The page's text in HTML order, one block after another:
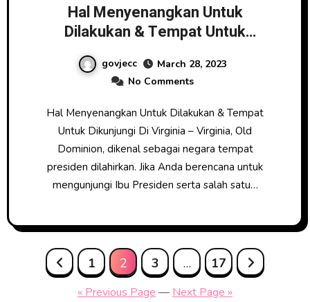
Hal Menyenangkan Untuk
Dilakukan & Tempat Untuk
Dikunjungi Di Virginia
govjecc
March 28, 2023
No Comments
Hal Menyenangkan Untuk Dilakukan & Tempat
Untuk Dikunjungi Di Virginia – Virginia, Old
Dominion, dikenal sebagai negara tempat
presiden dilahirkan. Jika Anda berencana untuk
mengunjungi Ibu Presiden serta salah satu…
Posts
pagination
1 2 3 … 17
« Previous Page — Next Page »